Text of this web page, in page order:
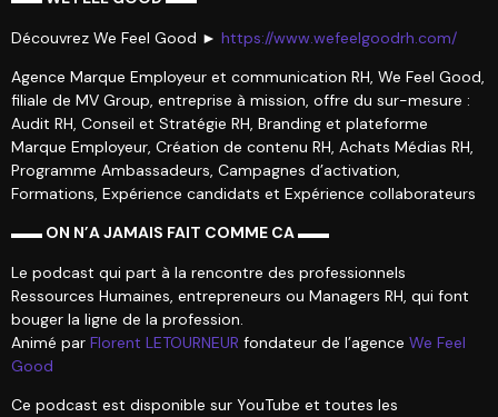
Découvrez We Feel Good ► https://www.wefeelgoodrh.com/
Agence Marque Employeur et communication RH, We Feel Good,
filiale de MV Group, entreprise à mission, offre du sur-mesure :
Audit RH, Conseil et Stratégie RH, Branding et plateforme
Marque Employeur, Création de contenu RH, Achats Médias RH,
Programme Ambassadeurs, Campagnes d’activation,
Formations, Expérience candidats et Expérience collaborateurs
▬▬ ON N’A JAMAIS FAIT COMME CA ▬▬
Le podcast qui part à la rencontre des professionnels
Ressources Humaines, entrepreneurs ou Managers RH, qui font
bouger la ligne de la profession.
Animé par Florent LETOURNEUR fondateur de l’agence We Feel
Good
Ce podcast est disponible sur YouTube et toutes les